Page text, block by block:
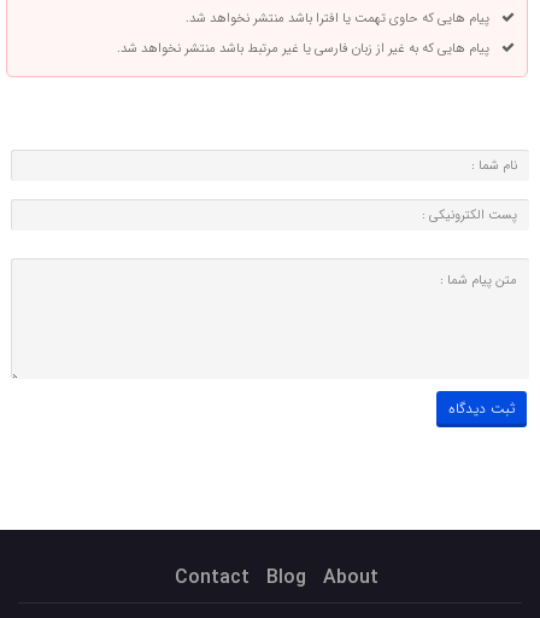
پیام هایی که حاوی تهمت یا افترا باشد منتشر نخواهد شد.
پیام هایی که به غیر از زبان فارسی یا غیر مرتبط باشد منتشر نخواهد شد.
About
Blog
Contact